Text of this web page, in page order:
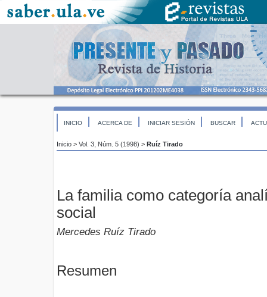
INICIO ACERCA DE INICIAR SESIÓN BUSCAR
Inicio > Vol. 3, Núm. 5 (1998) > Ruíz Tirado
La familia como categoría
social
Mercedes Ruíz Tirado
Resumen